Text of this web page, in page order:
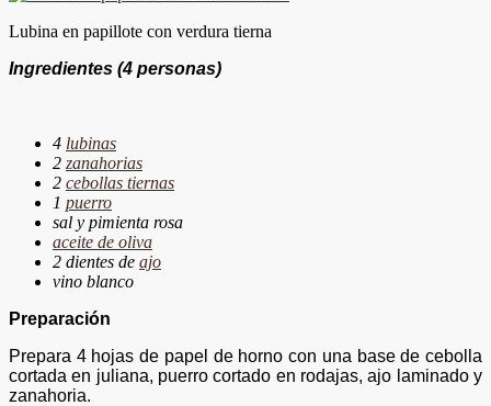
Lubina en papillote con verdura tierna
Ingredientes (4 personas)
4 lubinas
2 zanahorias
2 cebollas tiernas
1 puerro
sal y pimienta rosa
aceite de oliva
2 dientes de ajo
vino blanco
Preparación
Prepara 4 hojas de papel de horno con una base de cebolla
cortada en juliana, puerro cortado en rodajas, ajo laminado y
zanahoria.